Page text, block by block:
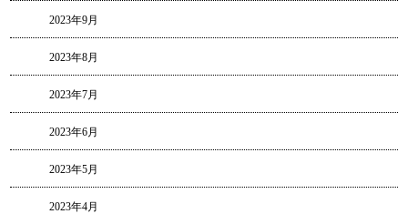
2023年9月
2023年8月
2023年7月
2023年6月
2023年5月
2023年4月